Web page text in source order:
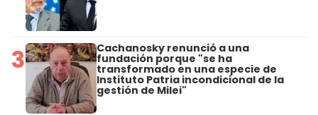
3 Cachanosky renunció a una
fundación porque "se ha
transformado en una especie de
Instituto Patria incondicional de la
gestión de Milei"